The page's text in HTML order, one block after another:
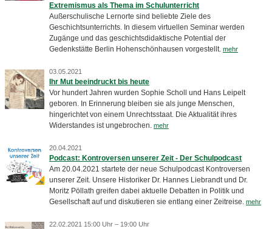
Extremismus als Thema im Schulunterricht
Außerschulische Lernorte sind beliebte Ziele des
Geschichtsunterrichts. In diesem virtuellen Seminar werden
Zugänge und das geschichtsdidaktische Potential der
Gedenkstätte Berlin Hohenschönhausen vorgestellt. mehr
03.05.2021
Ihr Mut beeindruckt bis heute
Vor hundert Jahren wurden Sophie Scholl und Hans Leipelt
geboren. In Erinnerung bleiben sie als junge Menschen,
hingerichtet von einem Unrechtsstaat. Die Aktualität ihres
Widerstandes ist ungebrochen. mehr
20.04.2021
Podcast: Kontroversen unserer Zeit - Der Schulpodcast
Am 20.04.2021 startete der neue Schulpodcast Kontroversen
unserer Zeit. Unsere Historiker Dr. Hannes Liebrandt und Dr.
Moritz Pöllath greifen dabei aktuelle Debatten in Politik und
Gesellschaft auf und diskutieren sie entlang einer Zeitreise. mehr
22.02.2021 15:00 Uhr – 19:00 Uhr